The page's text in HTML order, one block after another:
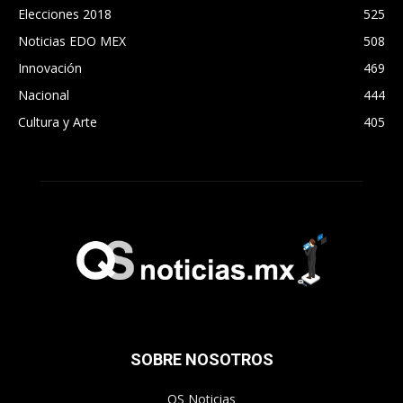
Elecciones 2018
525
Noticias EDO MEX
508
Innovación
469
Nacional
444
Cultura y Arte
405
SOBRE NOSOTROS
QS Noticias